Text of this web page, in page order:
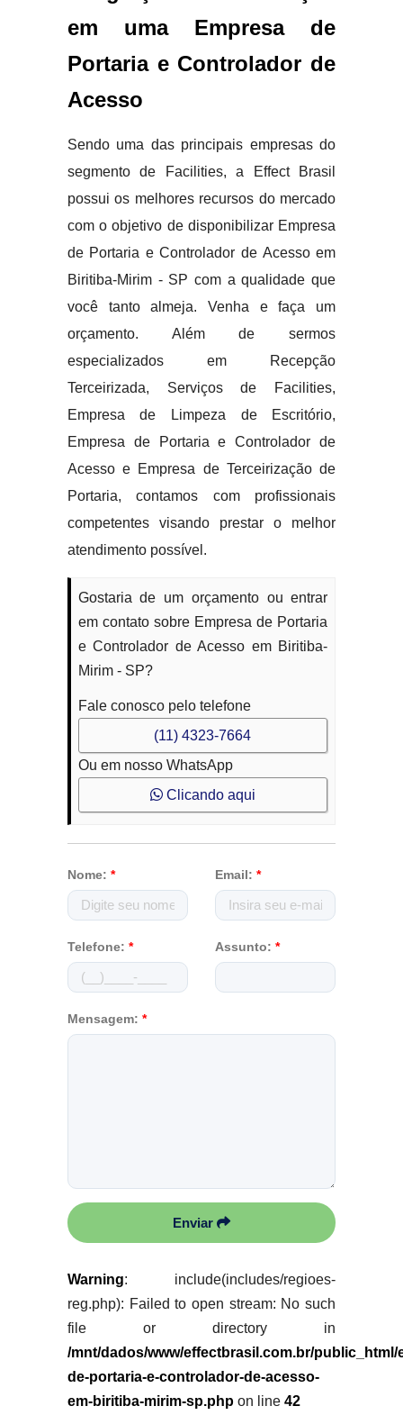
em uma Empresa de
Portaria e Controlador de
Acesso
Sendo uma das principais empresas do
segmento de Facilities, a Effect Brasil
possui os melhores recursos do mercado
com o objetivo de disponibilizar Empresa
de Portaria e Controlador de Acesso em
Biritiba-Mirim - SP com a qualidade que
você tanto almeja. Venha e faça um
orçamento. Além de sermos
especializados em Recepção
Terceirizada, Serviços de Facilities,
Empresa de Limpeza de Escritório,
Empresa de Portaria e Controlador de
Acesso e Empresa de Terceirização de
Portaria, contamos com profissionais
competentes visando prestar o melhor
atendimento possível.
Gostaria de um orçamento ou entrar
em contato sobre Empresa de Portaria
e Controlador de Acesso em Biritiba-
Mirim - SP?
Fale conosco pelo telefone
(11) 4323-7664
Ou em nosso WhatsApp
Clicando aqui
Nome: * Email: *
Telefone: * Assunto: *
Mensagem: *
Enviar
Warning: include(includes/regioes-
reg.php): Failed to open stream: No such
file or directory in
/mnt/dados/www/effectbrasil.com.br/public_html/
de-portaria-e-controlador-de-acesso-
em-biritiba-mirim-sp.phpon line 42